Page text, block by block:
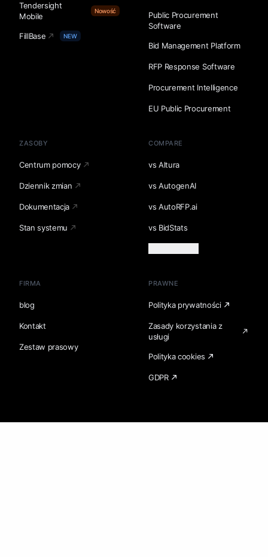
Tendersight
Mobile
Nowość
FillBase NEW
Public Procurement
Software
Bid Management Platform
RFP Response Software
Procurement Intelligence
EU Public Procurement
ZASOBY
Centrum pomocy
Dziennik zmian
Dokumentacja
Stan systemu
COMPARE
vs Altura
vs AutogenAI
vs AutoRFP.ai
vs BidStats
FIRMA
blog
Kontakt
Zestaw prasowy
PRAWNE
Polityka prywatności
Zasady korzystania z
usługi
Polityka cookies
GDPR